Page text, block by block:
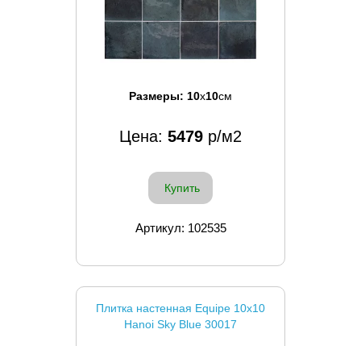
Размеры: 10x10см
Цена: 5479 р/м2
Купить
Артикул: 102535
Плитка настенная Equipe 10x10
Hanoi Sky Blue 30017